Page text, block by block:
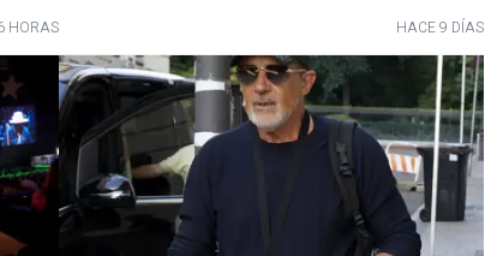
HORAS HACE 9 DÍAS